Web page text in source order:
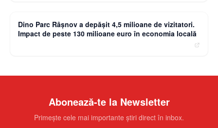
Dino Parc Râșnov a depășit 4,5 milioane de vizitatori.
Impact de peste 130 milioane euro în economia locală
Abonează-te la Newsletter
Primește cele mai importante știri direct în inbox.